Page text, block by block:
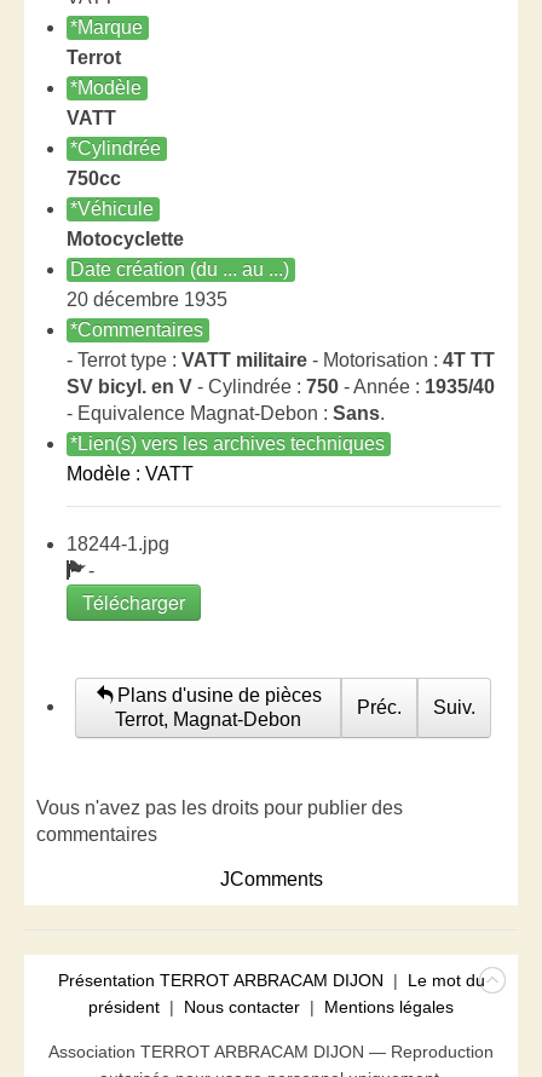
*Marque
Terrot
*Modèle
VATT
*Cylindrée
750cc
*Véhicule
Motocyclette
Date création (du ... au ...)
20 décembre 1935
*Commentaires
- Terrot type : VATT militaire - Motorisation : 4T TT
SV bicyl. en V - Cylindrée : 750 - Année : 1935/40
- Equivalence Magnat-Debon : Sans.
*Lien(s) vers les archives techniques
Modèle : VATT
18244-1.jpg
-
Télécharger
Plans d'usine de pièces
Terrot, Magnat-Debon
Préc. Suiv.
Vous n'avez pas les droits pour publier des
commentaires
JComments
Présentation TERROT ARBRACAM DIJON | Le mot du
président | Nous contacter | Mentions légales
Association TERROT ARBRACAM DIJON — Reproduction